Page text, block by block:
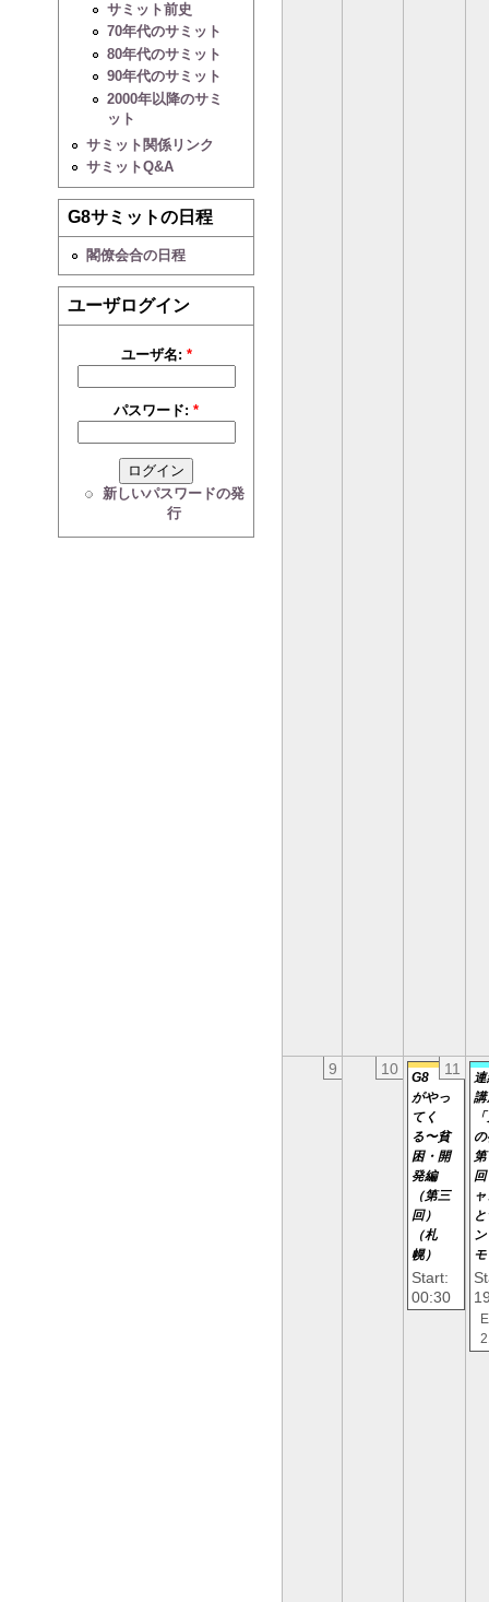
サミット前史
70年代のサミット
80年代のサミット
90年代のサミット
2000年以降のサミ
ット
サミット関係リンク
サミットQ&A
G8サミットの日程
閣僚会合の日程
ユーザログイン
ユーザ名: *
パスワード:*
新しいパスワードの発
行
9 10 11
G8
がやっ
てく
る〜貧
困・開
発編
（第三
回）
（札
幌）
Start:
00:30
講
モ